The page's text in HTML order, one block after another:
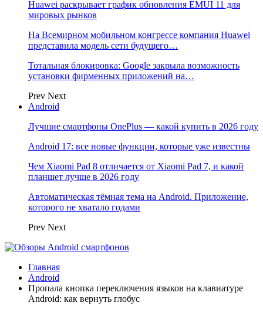
Huawei раскрывает график обновления EMUI 11 для
мировых рынков
На Всемирном мобильном конгрессе компания Huawei
представила модель сети будущего…
Тотальная блокировка: Google закрыла возможность
установки фирменных приложений на…
Prev Next
Android
Лучшие смартфоны OnePlus — какой купить в 2026 году
Android 17: все новые функции, которые уже известны
Чем Xiaomi Pad 8 отличается от Xiaomi Pad 7, и какой
планшет лучше в 2026 году
Автоматическая тёмная тема на Android. Приложение,
которого не хватало годами
Prev Next
Главная
Android
Пропала кнопка переключения языков на клавиатуре
Android: как вернуть глобус